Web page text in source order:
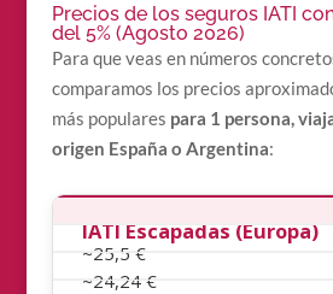
Precios de los seguros IATI
del 5% (Agosto 2026)
Para que veas en números
comparamos los precios
más populares para 1 persona,
origen España o Argentina:
IATI Escapadas (Europa)
~25,5 €
~24,24 €